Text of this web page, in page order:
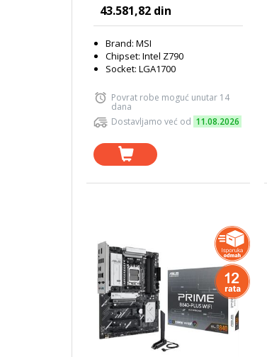
43.581,82 din
Brand: MSI
Chipset: Intel Z790
Socket: LGA1700
Povrat robe moguć unutar 14
dana
Dostavljamo već od 11.08.2026